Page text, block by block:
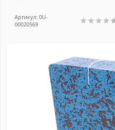
Артикул: 0U-
00020569